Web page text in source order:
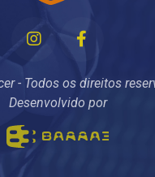
- Todos os direitos
Desenvolvido por